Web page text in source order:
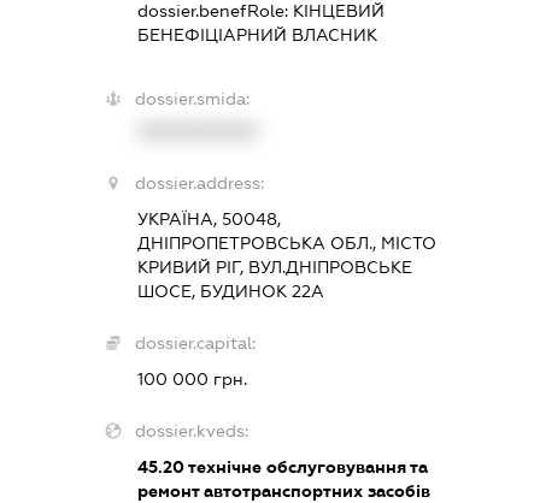
dossier.benefRole: КІНЦЕВИЙ
БЕНЕФІЦІАРНИЙ ВЛАСНИК
dossier.smida:
dossier.address:
УКРАЇНА, 50048,
ДНІПРОПЕТРОВСЬКА ОБЛ., МІСТО
КРИВИЙ РІГ, ВУЛ.ДНІПРОВСЬКЕ
ШОСЕ, БУДИНОК 22А
dossier.capital:
100 000 грн.
dossier.kveds:
45.20технічне обслуговування та
ремонт автотранспортних засобів